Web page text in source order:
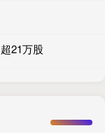
21万股